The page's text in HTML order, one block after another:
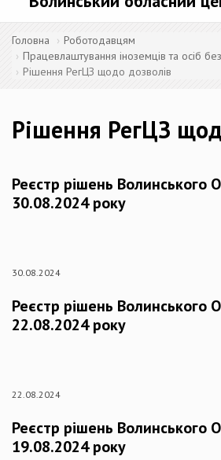
Головна
Роботодавцям
Працевлаштування іноземців та осіб
Рішення РегЦЗ щодо дозволів
Рішення РегЦЗ
Реєстр рішень Волинського
30.08.2024 року
30.08.2024
Реєстр рішень Волинського
22.08.2024 року
22.08.2024
Реєстр рішень Волинського
19.08.2024 року